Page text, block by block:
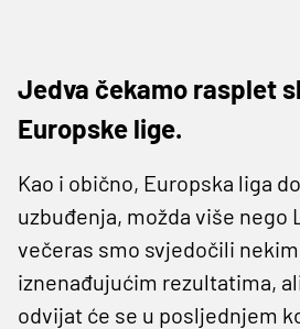
Jedva čekamo rasplet
Europske lige.
Kao i obično, Europska liga
uzbuđenja, možda više nego
večeras smo svjedočili
iznenađujućim rezultatima,
odvijat će se u posljednjem